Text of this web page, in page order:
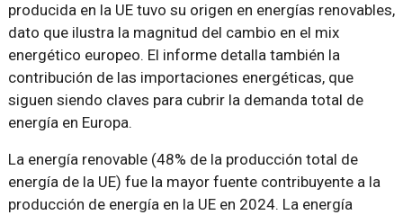
producida en la UE tuvo su origen en energías renovables,
dato que ilustra la magnitud del cambio en el mix
energético europeo. El informe detalla también la
contribución de las importaciones energéticas, que
siguen siendo claves para cubrir la demanda total de
energía en Europa.
La energía renovable (48% de la producción total de
energía de la UE) fue la mayor fuente contribuyente a la
producción de energía en la UE en 2024. La energía